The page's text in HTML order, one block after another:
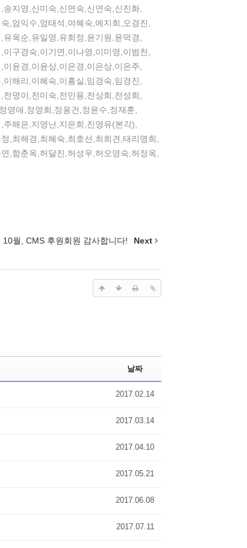
지영,신미숙,신연숙,신연숙,신진화,
,엄익수,엄태석,여혜숙,예지희,오경진,
옥순,유일영,유희정,윤기원,윤덕경,
구경숙,이기연,이나영,이미영,이범천,
윤경,이윤상,이은경,이은상,이은주,
해리,이혜숙,이흥실,임경숙,임경진,
명이,전미숙,전민용,전상희,전성희,
영애,정영희,정용건,정윤수,정재훈,
해은,지영난,지은희,진영유(본각),
,최해경,최혜숙,최호선,최희견,태리명희,
,함춘옥,허달진,허성우,허오영숙,허정옥,
10월, CMS 후원회원 감사합니다! Next
날짜
2017.02.14
2017.03.14
2017.04.10
2017.05.21
2017.06.08
2017.07.11